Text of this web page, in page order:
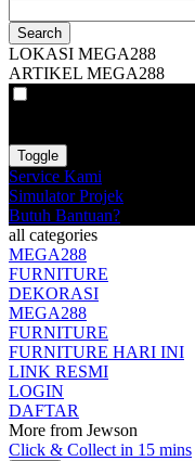
Search
LOKASI MEGA288
ARTIKEL MEGA288
Toggle
Service Kami
Simulator Projek
Butuh Bantuan?
all categories
MEGA288
FURNITURE
DEKORASI
MEGA288
FURNITURE
FURNITURE HARI INI
LINK RESMI
LOGIN
DAFTAR
More from Jewson
Click & Collect in 15 mins